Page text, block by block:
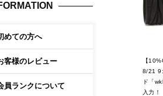
めての方へ
客様のレビュー
員ランクについて
【
8/21
ド「
入力！